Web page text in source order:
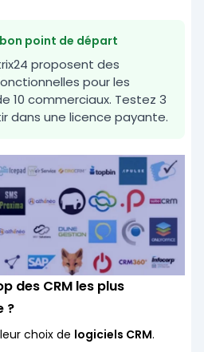
point de départ
proposent des
pour les
10 commerciaux. Testez 3
dans une licence payante.
des CRM les plus
?
choix de logiciels CRM.